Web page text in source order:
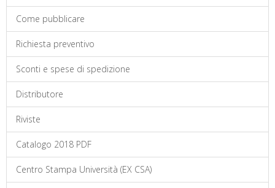
Come pubblicare
Richiesta preventivo
Sconti e spese di spedizione
Distributore
Riviste
Catalogo 2018 PDF
Centro Stampa Università (EX CSA)